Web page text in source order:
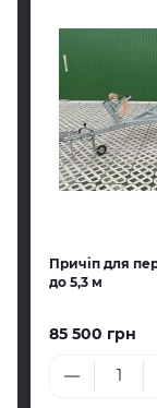
Причіп для
до 5,3 м
85 500 грн